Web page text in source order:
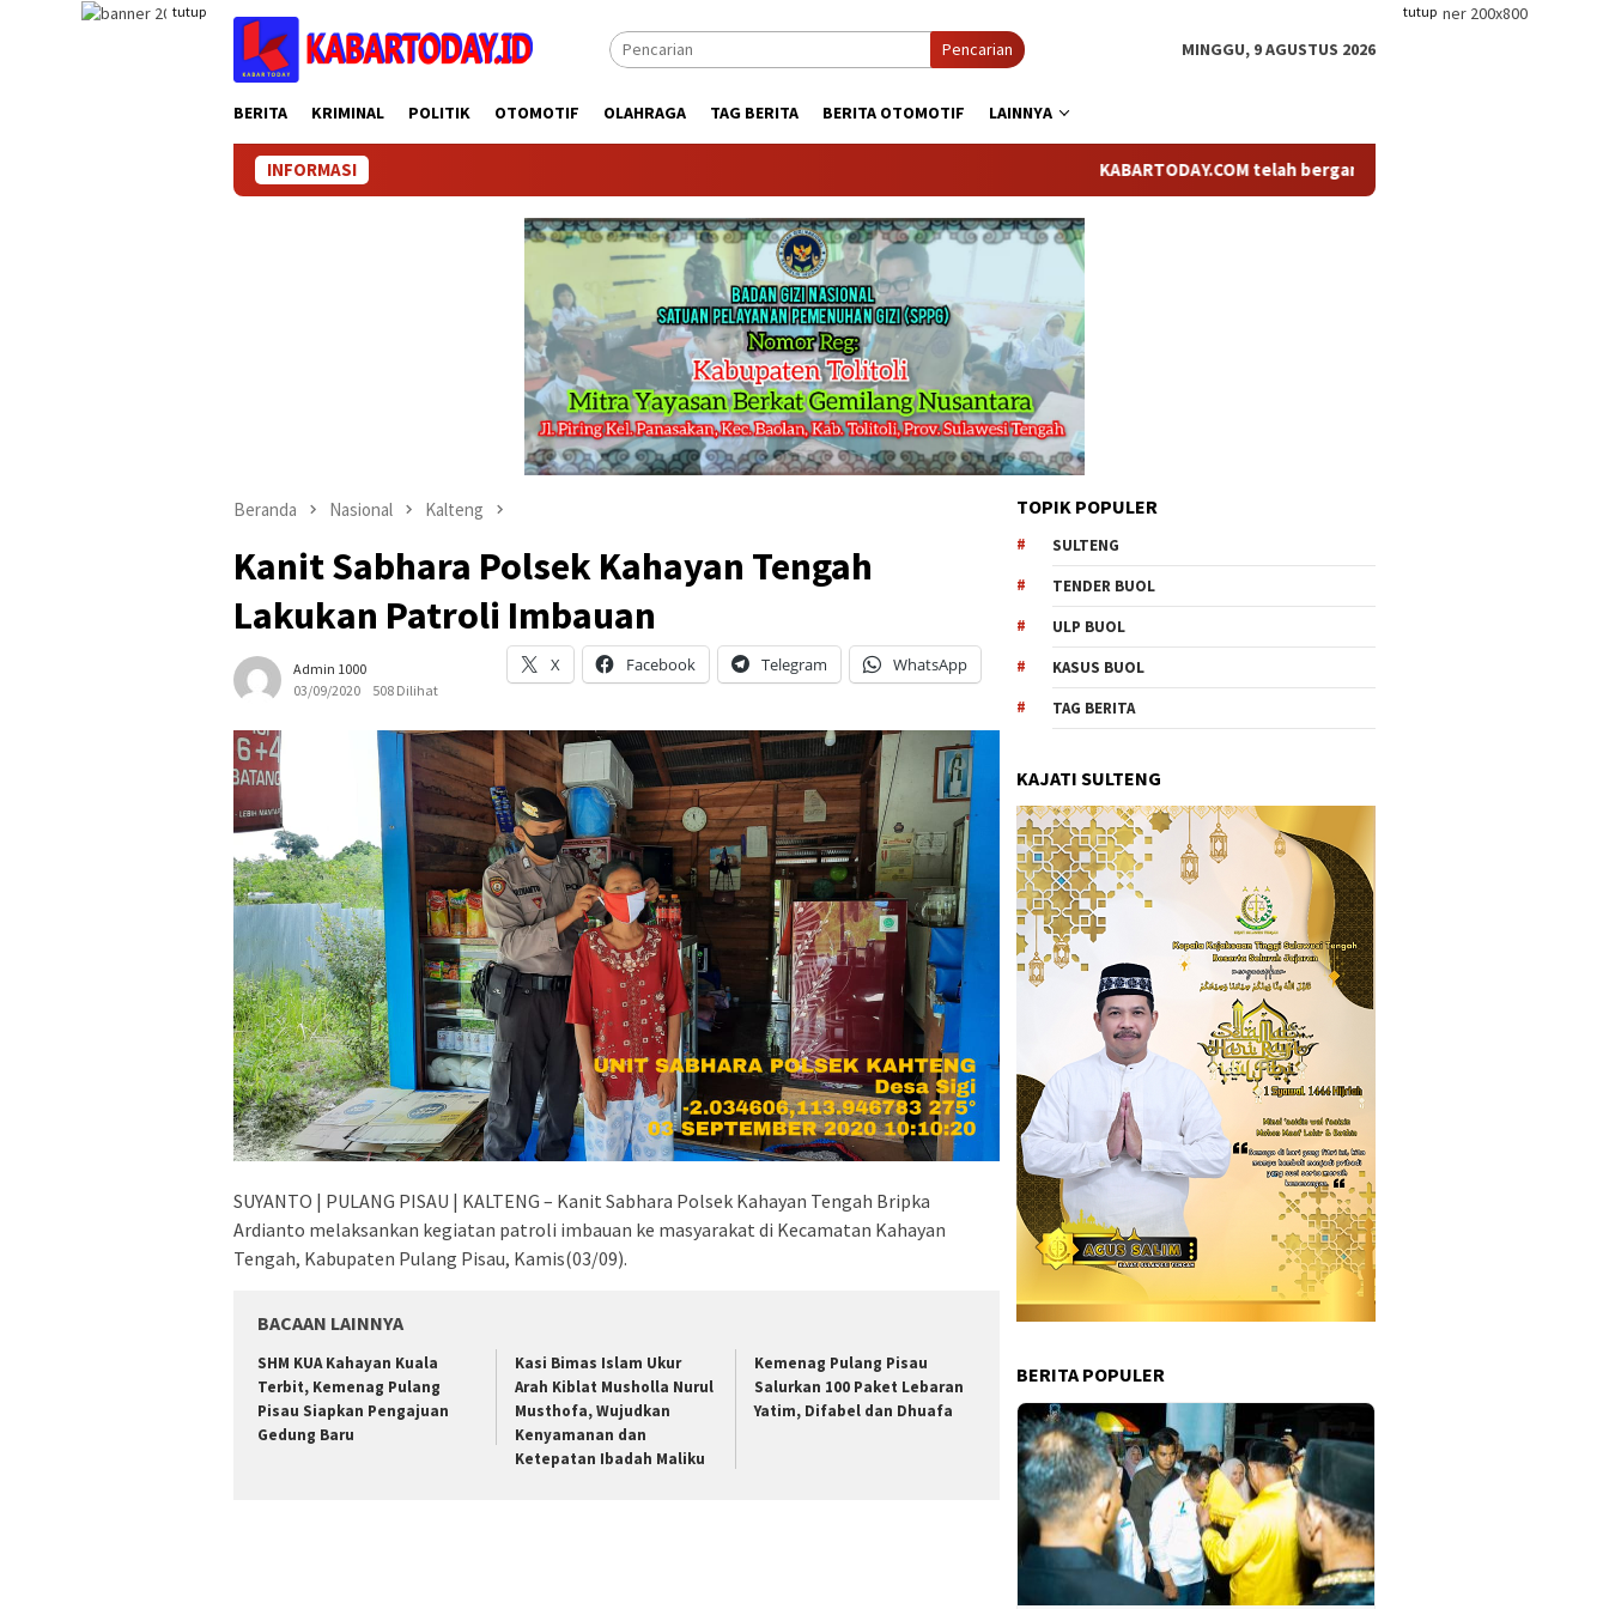
tutup tutup
Pencarian MINGGU, 9 AGUSTUS 2026
BERITA KRIMINAL POLITIK OTOMOTIF OLAHRAGA TAG BERITA BERITA OTOMOTIF LAINNYA
INFORMASI KABARTODAY.COM telah berganti nama menjadi
Beranda Nasional Kalteng
Kanit Sabhara Polsek Kahayan Tengah
Lakukan Patroli Imbauan
Admin 1000
03/09/2020
508 Dilihat
X Facebook Telegram WhatsApp
SUYANTO | PULANG PISAU | KALTENG – Kanit Sabhara Polsek Kahayan Tengah Bripka
Ardianto melaksankan kegiatan patroli imbauan ke masyarakat di Kecamatan Kahayan
Tengah, Kabupaten Pulang Pisau, Kamis(03/09).
BACAAN LAINNYA
SHM KUA Kahayan Kuala
Terbit, Kemenag Pulang
Pisau Siapkan Pengajuan
Gedung Baru
Kasi Bimas Islam Ukur
Arah Kiblat Musholla Nurul
Musthofa, Wujudkan
Kenyamanan dan
Ketepatan Ibadah Maliku
Kemenag Pulang Pisau
Salurkan 100 Paket Lebaran
Yatim, Difabel dan Dhuafa
TOPIK POPULER
SULTENG
TENDER BUOL
ULP BUOL
KASUS BUOL
TAG BERITA
KAJATI SULTENG
BERITA POPULER